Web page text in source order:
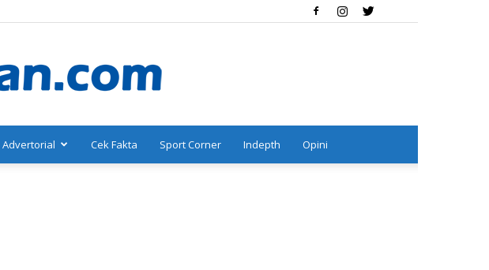
Advertorial Cek Fakta Sport Corner Indepth Opini